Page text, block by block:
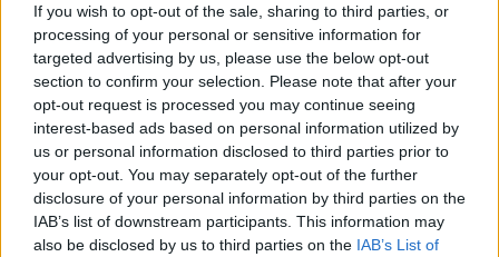
If you wish to opt-out of the sale, sharing to third parties, or
processing of your personal or sensitive information for
targeted advertising by us, please use the below opt-out
section to confirm your selection. Please note that after your
opt-out request is processed you may continue seeing
interest-based ads based on personal information utilized by
us or personal information disclosed to third parties prior to
your opt-out. You may separately opt-out of the further
disclosure of your personal information by third parties on the
IAB’s list of downstream participants. This information may
also be disclosed by us to third parties on the IAB’s List of
felgyorsítania az államnak az
energiatároló kapacitását, ha nem
akar blackoutot a közeljövőben.
Románia légtere felől érkező drón
robbant fel Bulgáriában, nem
messze a határtól.